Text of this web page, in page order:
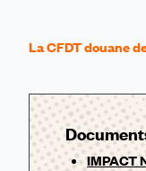
La CFDT douane
IMPACT